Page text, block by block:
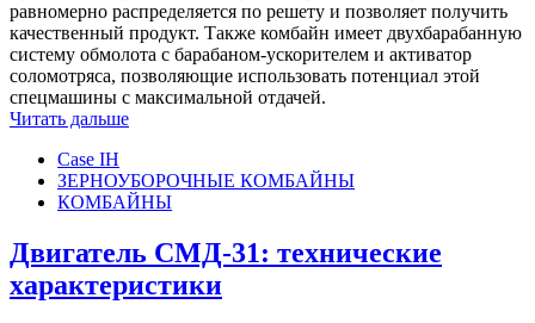
равномерно распределяется по решету и позволяет получить
качественный продукт. Также комбайн имеет двухбарабанную
систему обмолота с барабаном-ускорителем и активатор
соломотряса, позволяющие использовать потенциал этой
спецмашины с максимальной отдачей.
Читать дальше
Case IH
ЗЕРНОУБОРОЧНЫЕ КОМБАЙНЫ
КОМБАЙНЫ
Двигатель СМД-31: технические
характеристики